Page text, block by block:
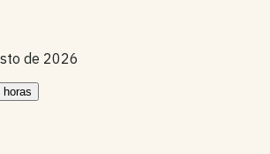
de 2026
horas